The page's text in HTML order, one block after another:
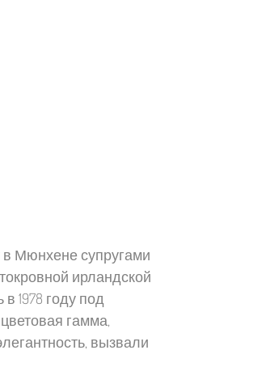
в Мюнхене супругами
ирландской
1978 году под
гамма,
вызвали